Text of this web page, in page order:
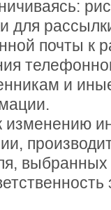
для
почты к
и
изменению